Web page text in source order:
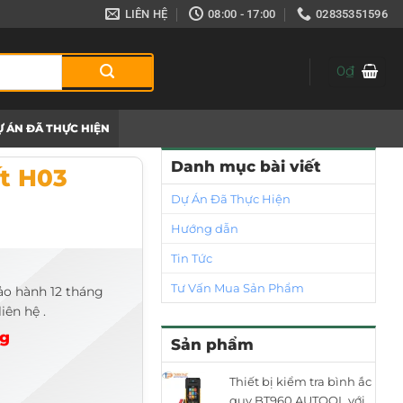
LIÊN HỆ 08:00 - 17:00 02835351596
0₫
ÁN ĐÃ THỰC HIỆN
Danh mục bài viết
Dự Án Đã Thực Hiện
Hướng dẫn
Tin Tức
Tư Vấn Mua Sản Phẩm
Sản phẩm
Thiết bị kiểm tra bình ắc
H03
hành 12 tháng
hệ .